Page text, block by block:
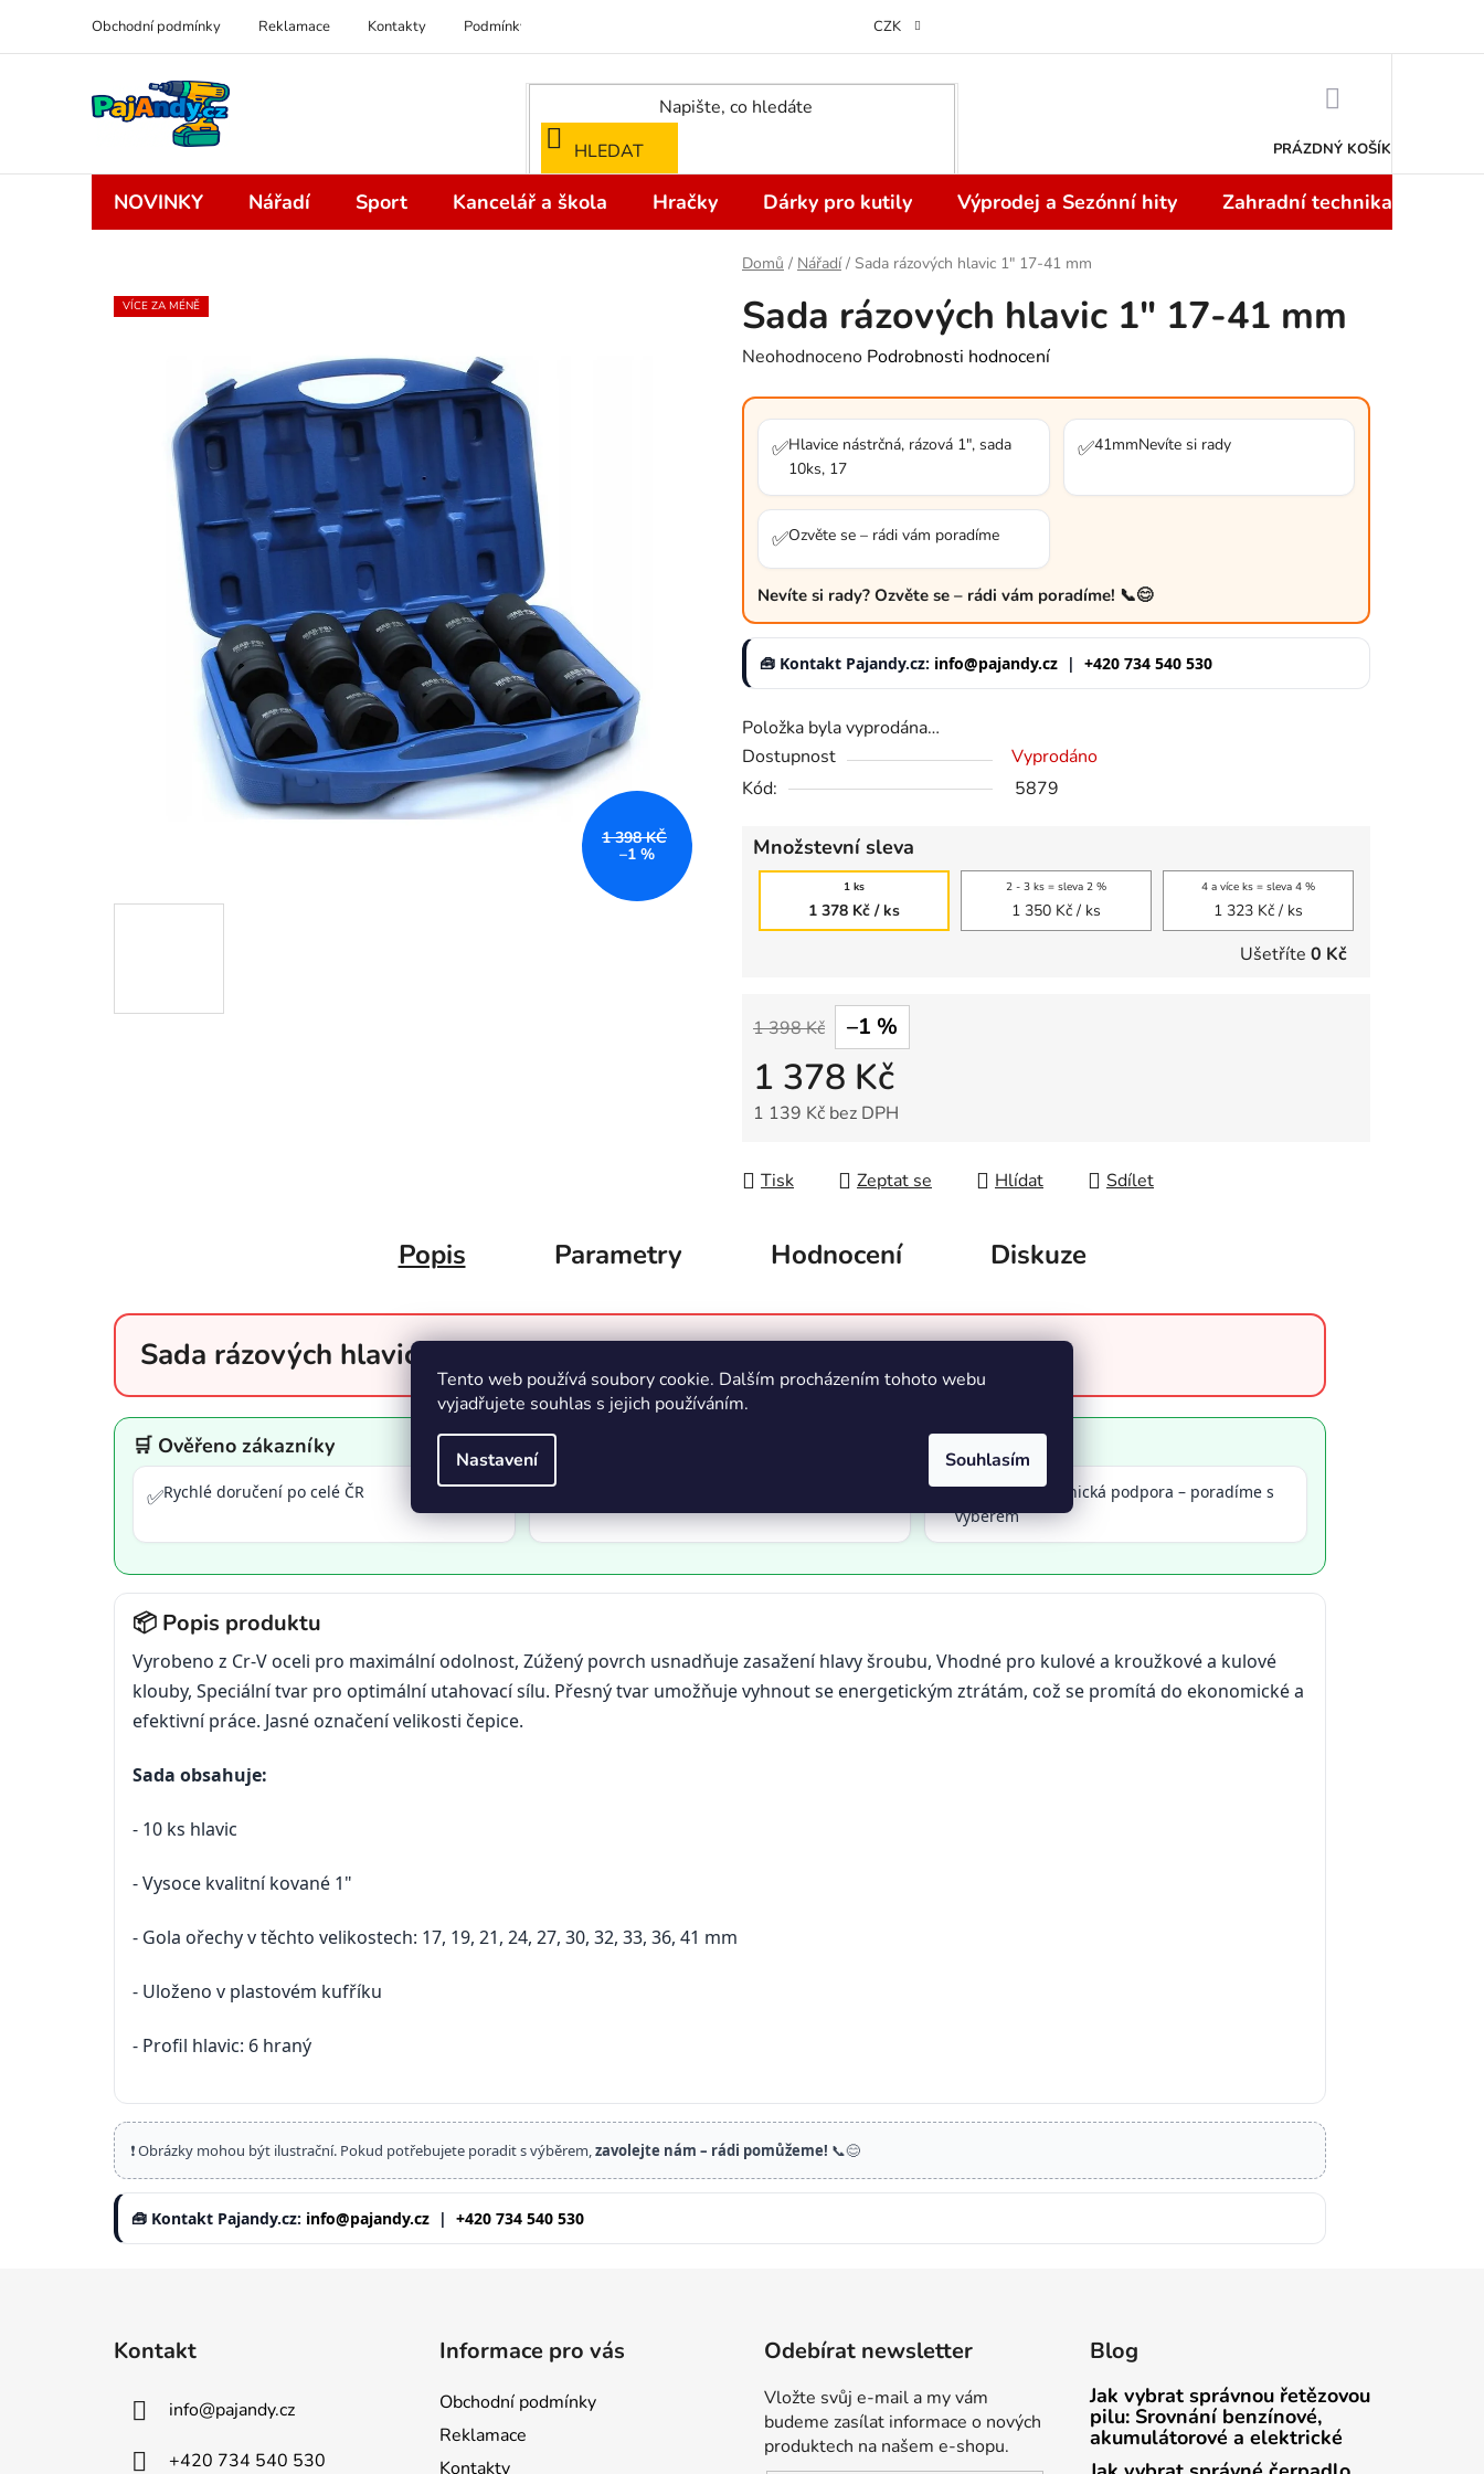
Tento web používá soubory cookie. Dalším procházením tohoto webu
vyjadřujete souhlas s jejich používáním.
Nastavení Souhlasím
obsah
Obchodní podmínky Reklamace Kontakty Podmínky ochrany osobních údajů Odstoupení od kupní smlouvy do 14 dní
CZK
HLEDAT PRÁZDNÝ KOŠÍK
NOVINKY Nářadí Sport Kancelář a škola Hračky Dárky pro kutily Výprodej a Sezónní hity Zahradní technika
Domů / Nářadí / Sada rázových hlavic 1" 17-41 mm
Sada rázových hlavic 1" 17-41 mm
Průměrné
produktu
hvězdiček.
Neohodnoceno Podrobnosti hodnocení
✅Hlavice nástrčná, rázová 1", sada
10ks, 17
✅41mmNevíte si rady
✅Ozvěte se – rádi vám poradíme
Nevíte si rady? Ozvěte se – rádi vám poradíme! 📞😊
🧰 Kontakt Pajandy.cz: info@pajandy.cz | +420 734 540 530
Položka byla vyprodána…
Dostupnost
Vyprodáno
Kód:
5879
Množstevní sleva
1 ks
1 378 Kč/ ks
2 - 3 ks = sleva 2 %
1 350 Kč/ ks
4 a více ks = sleva 4 %
1 323 Kč/ ks
Ušetříte 0 Kč
1 398 Kč –1 %
1 378 Kč
1 139 Kč bez DPH
Tisk
Zeptat se Hlídat Sdílet
VÍCE ZA MÉNĚ
1 398 KČ
–1 %
Popis Parametry Hodnocení Diskuze
Sada rázových hlavic 1" 17-41 mm
🛒 Ověřeno zákazníky
✅Rychlé doručení po celé ČR
Přátelská zákaznická podpora – poradíme s
výběrem
📦 Popis produktu
Vyrobeno z Cr-V oceli pro maximální odolnost, Zúžený povrch usnadňuje zasažení hlavy šroubu, Vhodné pro kulové a kroužkové a kulové
klouby, Speciální tvar pro optimální utahovací sílu. Přesný tvar umožňuje vyhnout se energetickým ztrátám, což se promítá do ekonomické a
efektivní práce. Jasné označení velikosti čepice.
Sada obsahuje:
- 10 ks hlavic
- Vysoce kvalitní kované 1"
- Gola ořechy v těchto velikostech: 17, 19, 21, 24, 27, 30, 32, 33, 36, 41 mm
- Uloženo v plastovém kufříku
- Profil hlavic: 6 hraný
❗ Obrázky mohou být ilustrační. Pokud potřebujete poradit s výběrem,zavolejte nám – rádi pomůžeme! 📞😊
🧰 Kontakt Pajandy.cz: info@pajandy.cz | +420 734 540 530
Kontakt
info@pajandy.cz
+420 734 540 530
Informace pro vás
Obchodní podmínky
Reklamace
Kontakty
Odebírat newsletter
Vložte svůj e-mail a my vám
budeme zasílat informace o nových
produktech na našem e-shopu.
Blog
Jak vybrat správnou řetězovou
pilu: Srovnání benzínové,
akumulátorové a elektrické